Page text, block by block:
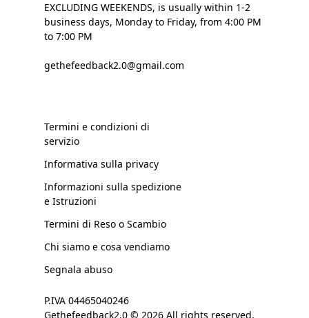
EXCLUDING WEEKENDS, is usually within 1-2
business days, Monday to Friday, from 4:00 PM
to 7:00 PM
gethefeedback2.0@gmail.com
Termini e condizioni di
servizio
Informativa sulla privacy
Informazioni sulla spedizione
e Istruzioni
Termini di Reso o Scambio
Chi siamo e cosa vendiamo
Segnala abuso
P.IVA 04465040246
Gethefeedback2.0 © 2026 All rights reserved.